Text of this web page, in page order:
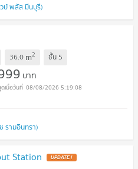
บ์ พลัส มีนบุรี)
36.0 m2 ชั้น 5
บาท
08/08/2026 5:19:08
รามอินทรา)
Station UPDATE !